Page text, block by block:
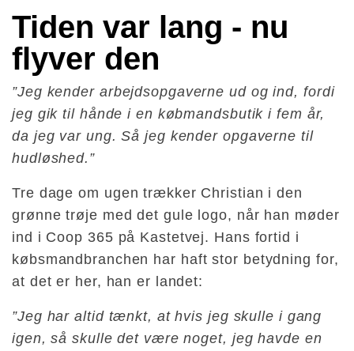
Tiden var lang - nu
flyver den
”Jeg kender arbejdsopgaverne ud og ind, fordi
jeg gik til hånde i en købmandsbutik i fem år,
da jeg var ung. Så jeg kender opgaverne til
hudløshed.”
Tre dage om ugen trækker Christian i den
grønne trøje med det gule logo, når han møder
ind i Coop 365 på Kastetvej. Hans fortid i
købsmandbranchen har haft stor betydning for,
at det er her, han er landet:
”Jeg har altid tænkt, at hvis jeg skulle i gang
igen, så skulle det være noget, jeg havde en